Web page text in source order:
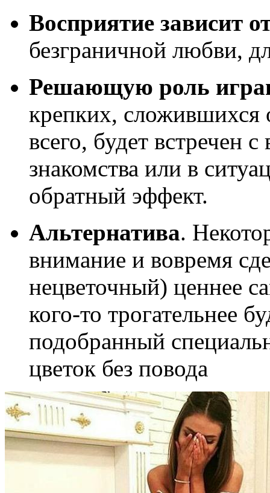
Восприятие зависит
безграничной любви,
Решающую роль
крепких, сложившихся
всего, будет встречен
знакомства или в
обратный эффект.
Альтернатива.
внимание и вовремя
нецветочный) ценнее
кого-то трогательнее
подобранный
цветок без повода